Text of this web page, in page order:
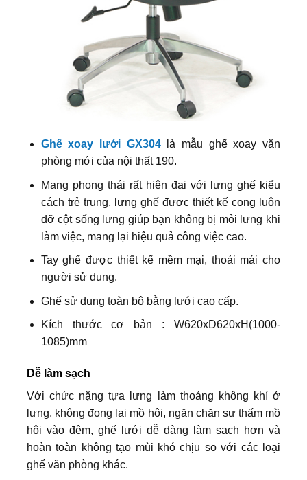
Ghế xoay lưới GX304là mẫu ghế xoay văn
phòng mới của nội thất 190.
Mang phong thái rất hiện đại với lưng ghế kiểu
cách trẻ trung, lưng ghế được thiết kế cong luôn
đỡ cột sống lưng giúp bạn không bị mỏi lưng khi
làm việc, mang lại hiệu quả công việc cao.
Tay ghế được thiết kế mềm mại, thoải mái cho
người sử dụng.
Ghế sử dụng toàn bộ bằng lưới cao cấp.
Kích thước cơ bản : W620xD620xH(1000-
1085)mm
Dễ làm sạch
Với chức nặng tựa lưng làm thoáng không khí ở
lưng, không đọng lại mồ hôi, ngăn chặn sự thấm mồ
hôi vào đệm, ghế lưới dễ dàng làm sạch hơn và
hoàn toàn không tạo mùi khó chịu so với các loại
ghế văn phòng khác.